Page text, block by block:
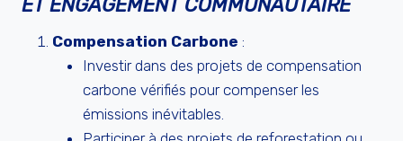
Compensation Carbone :
Investir dans des projets de compensation
carbone vérifiés pour compenser les
émissions inévitables.